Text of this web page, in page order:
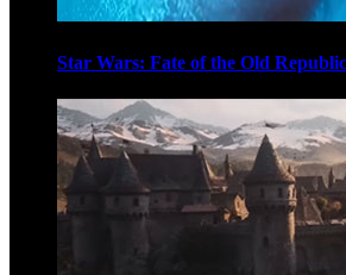
Star Wars: Fate of the Old